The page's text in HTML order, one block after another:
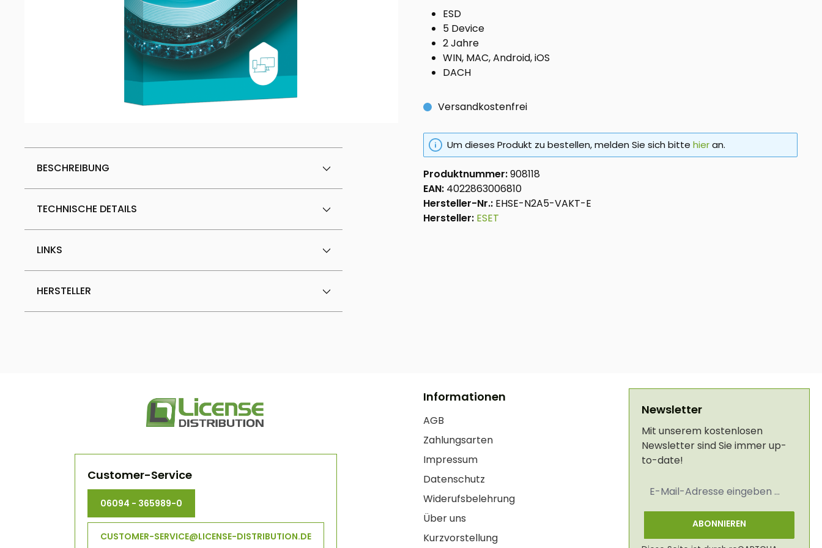
BESCHREIBUNG
TECHNISCHE DETAILS
LINKS
HERSTELLER
ESD
5 Device
2 Jahre
WIN, MAC, Android, iOS
DACH
Versandkostenfrei
Um dieses Produkt zu bestellen, melden Sie sich bitte hieran.
Produktnummer:908118
EAN: 4022863006810
Hersteller-Nr.: EHSE-N2A5-VAKT-E
Hersteller: ESET
Customer-Service
06094 - 365989-0
CUSTOMER-SERVICE@LICENSE-DISTRIBUTION.DE
Informationen
AGB
Zahlungsarten
Impressum
Datenschutz
Widerufsbelehrung
Über uns
Kurzvorstellung
Newsletter
Mit unserem kostenlosen
Newsletter sind Sie immer up-
to-date!
Mail-
ABONNIEREN